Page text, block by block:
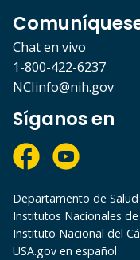
Chat en vivo
1-800-422-6237
NCIinfo@nih.gov
Síganos en
Departamento de
Institutos Nacionales de
Instituto Nacional del
USA.gov en español